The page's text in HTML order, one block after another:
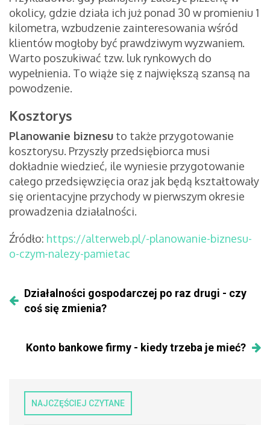
okolicy, gdzie działa ich już ponad 30 w promieniu 1
kilometra, wzbudzenie zainteresowania wśród
klientów mogłoby być prawdziwym wyzwaniem.
Warto poszukiwać tzw. luk rynkowych do
wypełnienia. To wiąże się z największą szansą na
powodzenie.
Kosztorys
Planowanie biznesu to także przygotowanie
kosztorysu. Przyszły przedsiębiorca musi
dokładnie wiedzieć, ile wyniesie przygotowanie
całego przedsięwzięcia oraz jak będą kształtowały
się orientacyjne przychody w pierwszym okresie
prowadzenia działalności.
Źródło: https://alterweb.pl/-planowanie-biznesu-
o-czym-nalezy-pamietac
Działalności gospodarczej po raz drugi - czy
coś się zmienia?
Konto bankowe firmy - kiedy trzeba je mieć?
NAJCZĘŚCIEJ CZYTANE